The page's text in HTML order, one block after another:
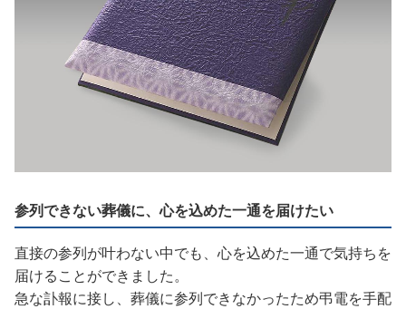
参列できない葬儀に、心を込めた一通を届けたい
直接の参列が叶わない中でも、心を込めた一通で気持ちを
届けることができました。
急な訃報に接し、葬儀に参列できなかったため弔電を手配